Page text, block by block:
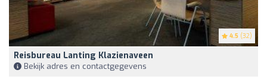
4.5 (32)
Reisbureau Lanting Klazienaveen
Bekijk adres en contactgegevens